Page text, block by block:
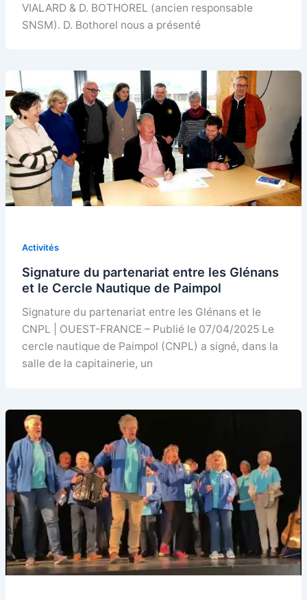
VIALARD & D. BOTHOREL (ancien responsable
SNSM). D. Bothorel nous a présenté
Activités
Signature du partenariat entre les Glénans
et le Cercle Nautique de Paimpol
Signature du partenariat entre les Glénans et le
CNPL | OUEST-FRANCE – Publié le 07/04/2025 Le
cercle nautique de Paimpol (CNPL) a signé, dans la
salle de la capitainerie, un